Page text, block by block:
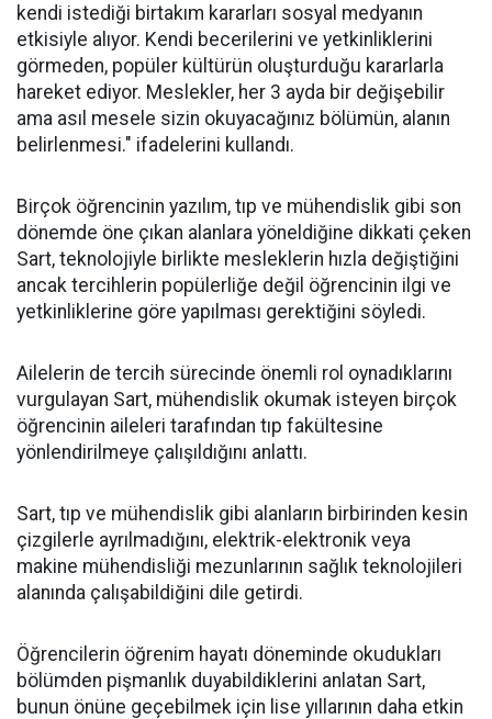
kendi istediği birtakım kararları sosyal medyanın
etkisiyle alıyor. Kendi becerilerini ve yetkinliklerini
görmeden, popüler kültürün oluşturduğu kararlarla
hareket ediyor. Meslekler, her 3 ayda bir değişebilir
ama asıl mesele sizin okuyacağınız bölümün, alanın
belirlenmesi." ifadelerini kullandı.
Birçok öğrencinin yazılım, tıp ve mühendislik gibi son
dönemde öne çıkan alanlara yöneldiğine dikkati çeken
Sart, teknolojiyle birlikte mesleklerin hızla değiştiğini
ancak tercihlerin popülerliğe değil öğrencinin ilgi ve
yetkinliklerine göre yapılması gerektiğini söyledi.
Ailelerin de tercih sürecinde önemli rol oynadıklarını
vurgulayan Sart, mühendislik okumak isteyen birçok
öğrencinin aileleri tarafından tıp fakültesine
yönlendirilmeye çalışıldığını anlattı.
Sart, tıp ve mühendislik gibi alanların birbirinden kesin
çizgilerle ayrılmadığını, elektrik-elektronik veya
makine mühendisliği mezunlarının sağlık teknolojileri
alanında çalışabildiğini dile getirdi.
Öğrencilerin öğrenim hayatı döneminde okudukları
bölümden pişmanlık duyabildiklerini anlatan Sart,
bunun önüne geçebilmek için lise yıllarının daha etkin